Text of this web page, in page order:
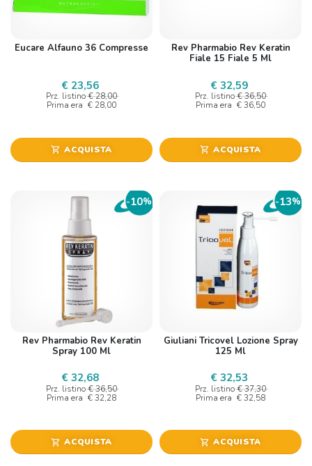
Eucare Alfauno 36 Compresse
€ 23,56
Prz. listino € 28,00
Prima era € 28,00
shopping_cart ACQUISTA
Rev Pharmabio Rev Keratin
Fiale 15 Fiale 5 Ml
€ 32,59
Prz. listino € 36,50
Prima era € 36,50
shopping_cart ACQUISTA
-10%
Rev Pharmabio Rev Keratin
Spray 100 Ml
€ 32,68
Prz. listino € 36,50
Prima era € 32,28
shopping_cart ACQUISTA
-13%
Giuliani Tricovel Lozione Spray
125 Ml
€ 32,53
Prz. listino € 37,30
Prima era € 32,58
shopping_cart ACQUISTA